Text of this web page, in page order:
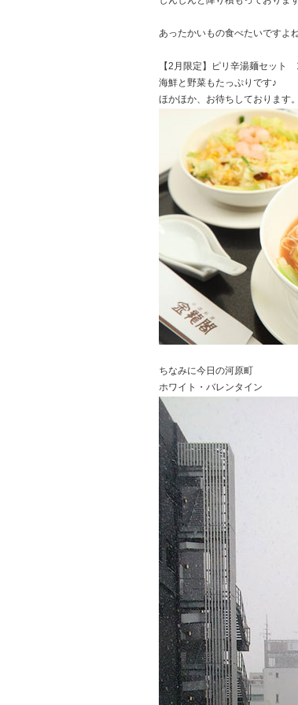
あったかいもの食べたいですよね
【2月限定】ピリ辛湯麺セット
海鮮と野菜もたっぷりです♪
ほかほか、お待ちしております。
ちなみに今日の河原町
ホワイト・バレンタイン